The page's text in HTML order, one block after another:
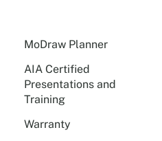
MoDraw Planner
AIA Certified
Presentations and
Training
Warranty